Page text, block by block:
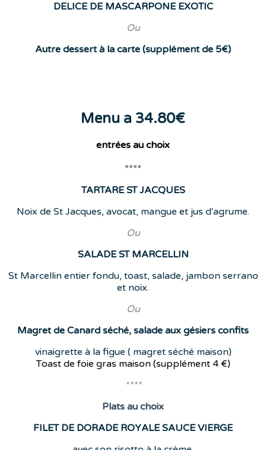
DELICE DE MASCARPONE EXOTIC
Ou
Autre dessert à la carte (supplément de 5€)
Menu a 34.80€
entrées au choix
****
TARTARE ST JACQUES
Noix de St Jacques, avocat, mangue et jus d'agrume.
Ou
SALADE ST MARCELLIN
St Marcellin entier fondu, toast, salade, jambon serrano
et noix.
Ou
Magret de Canard séché, salade aux gésiers confits
vinaigrette à la figue ( magret séché maison)
Toast de foie gras maison (supplément 4 €)
****
Plats au choix
FILET DE DORADE ROYALE SAUCE VIERGE